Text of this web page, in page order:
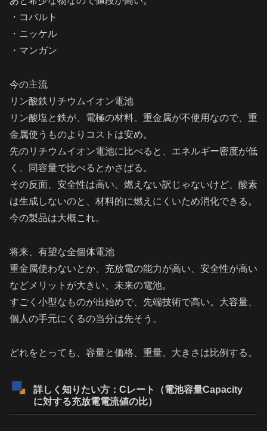
・コバルト
・ニッケル
・マンガン
今の主流
リン酸鉄リチウムイオン電池
リン酸塩と鉄が、電極の材料。重金属が不使用なので、重
金属使うものよりコストは安め。
先のリチウムイオン電池に比べると、エネルギー密度が低
く、同容量で比べるとかさばる。
その反面、安全性は高い。燃えない訳じゃないけど、酸素
は生成しないのと、材料的に燃えにくいため消化できる。
今の製品は大概これ。
将来、有望な全個体電池
重金属使わないとか、充放電の能力が高い、安全性が高い
などメリットが大きい、未来の電池。
すごく小型なものが出始めで、先端技術で高い。大容量、
個人の手元にくるの当分は先そう。
どれをとっても、容量と価格、重量、大きさは比例する。
詳しく知りたい方：Cレート（電池容量Capacity
に対する充放電電流値の比）